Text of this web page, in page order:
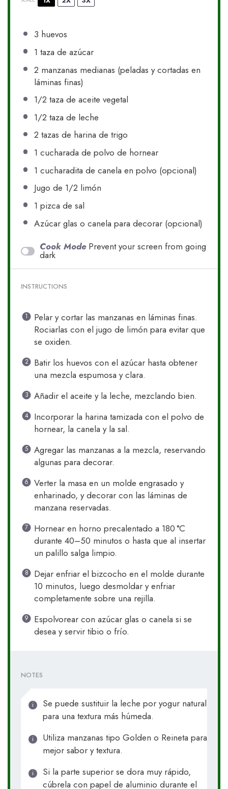
3 huevos
1 taza de azúcar
2 manzanas medianas (peladas y cortadas en
láminas finas)
1/2 taza de aceite vegetal
1/2 taza de leche
2 tazas de harina de trigo
1 cucharada de polvo de hornear
1 cucharadita de canela en polvo (opcional)
Jugo de 1/2 limón
1 pizca de sal
Azúcar glas o canela para decorar (opcional)
Cook Mode Prevent your screen from going
dark
INSTRUCTIONS
Pelar y cortar las manzanas en láminas finas.
Rociarlas con el jugo de limón para evitar que
se oxiden.
Batir los huevos con el azúcar hasta obtener
una mezcla espumosa y clara.
Añadir el aceite y la leche, mezclando bien.
Incorporar la harina tamizada con el polvo de
hornear, la canela y la sal.
Agregar las manzanas a la mezcla, reservando
algunas para decorar.
Verter la masa en un molde engrasado y
enharinado, y decorar con las láminas de
manzana reservadas.
Hornear en horno precalentado a 180 °C
durante 40–50 minutos o hasta que al insertar
un palillo salga limpio.
Dejar enfriar el bizcocho en el molde durante
10 minutos, luego desmoldar y enfriar
completamente sobre una rejilla.
Espolvorear con azúcar glas o canela si se
desea y servir tibio o frío.
NOTES
Se puede sustituir la leche por yogur natural
para una textura más húmeda.
Utiliza manzanas tipo Golden o Reineta para
mejor sabor y textura.
Si la parte superior se dora muy rápido,
cúbrela con papel de aluminio durante el